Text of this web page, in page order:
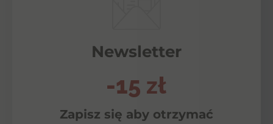
Newsletter
-15 zł
Zapisz się aby otrzymać